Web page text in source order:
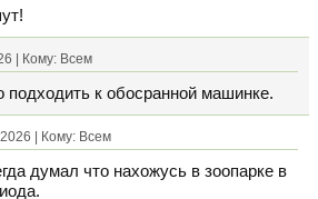
| Кому: Всем
подходить к обосранной машинке.
| Кому: Всем
думал что нахожусь в зоопарке в